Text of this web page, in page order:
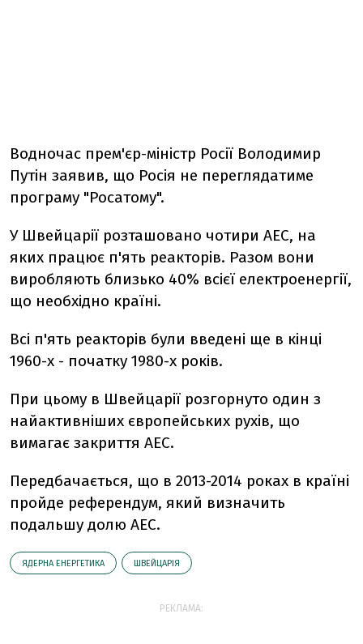
Водночас прем'єр-міністр Росії Володимир
Путін заявив, що Росія не переглядатиме
програму "Росатому".
У Швейцарії розташовано чотири АЕС, на
яких працює п'ять реакторів. Разом вони
виробляють близько 40% всієї електроенергії,
що необхідно країні.
Всі п'ять реакторів були введені ще в кінці
1960-х - початку 1980-х років.
При цьому в Швейцарії розгорнуто один з
найактивніших європейських рухів, що
вимагає закриття АЕС.
Передбачається, що в 2013-2014 роках в країні
пройде референдум, який визначить
подальшу долю АЕС.
ЯДЕРНА ЕНЕРГЕТИКА ШВЕЙЦАРІЯ
РЕКЛАМА: